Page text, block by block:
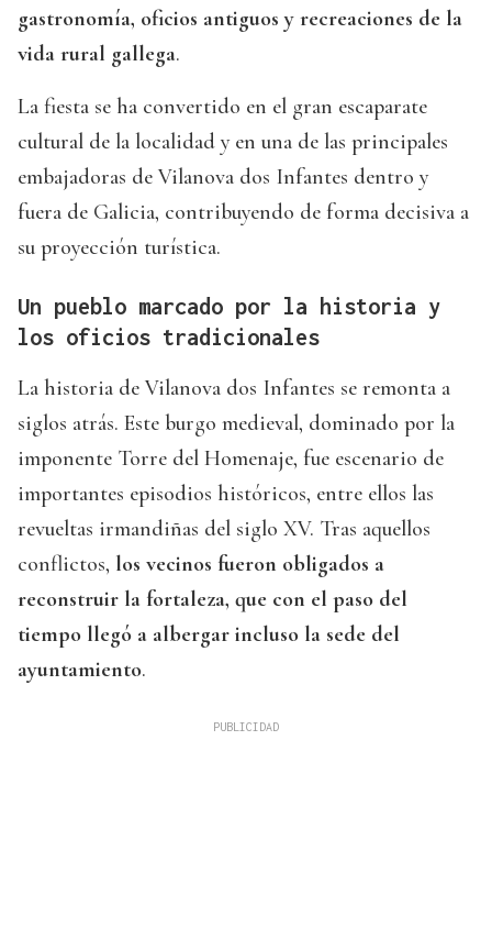
gastronomía, oficios antiguos y recreaciones de la
vida rural gallega.
La fiesta se ha convertido en el gran escaparate
cultural de la localidad y en una de las principales
embajadoras de Vilanova dos Infantes dentro y
fuera de Galicia, contribuyendo de forma decisiva a
su proyección turística.
Un pueblo marcado por la historia y
los oficios tradicionales
La historia de Vilanova dos Infantes se remonta a
siglos atrás. Este burgo medieval, dominado por la
imponente Torre del Homenaje, fue escenario de
importantes episodios históricos, entre ellos las
revueltas irmandiñas del siglo XV. Tras aquellos
conflictos, los vecinos fueron obligados a
reconstruir la fortaleza, que con el paso del
tiempo llegó a albergar incluso la sede del
ayuntamiento.